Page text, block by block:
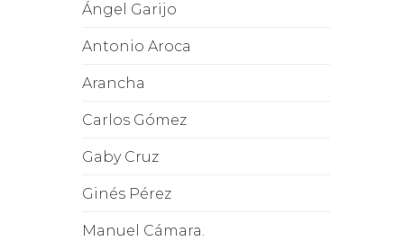
Ángel Garijo
Antonio Aroca
Arancha
Carlos Gómez
Gaby Cruz
Ginés Pérez
Manuel Cámara.